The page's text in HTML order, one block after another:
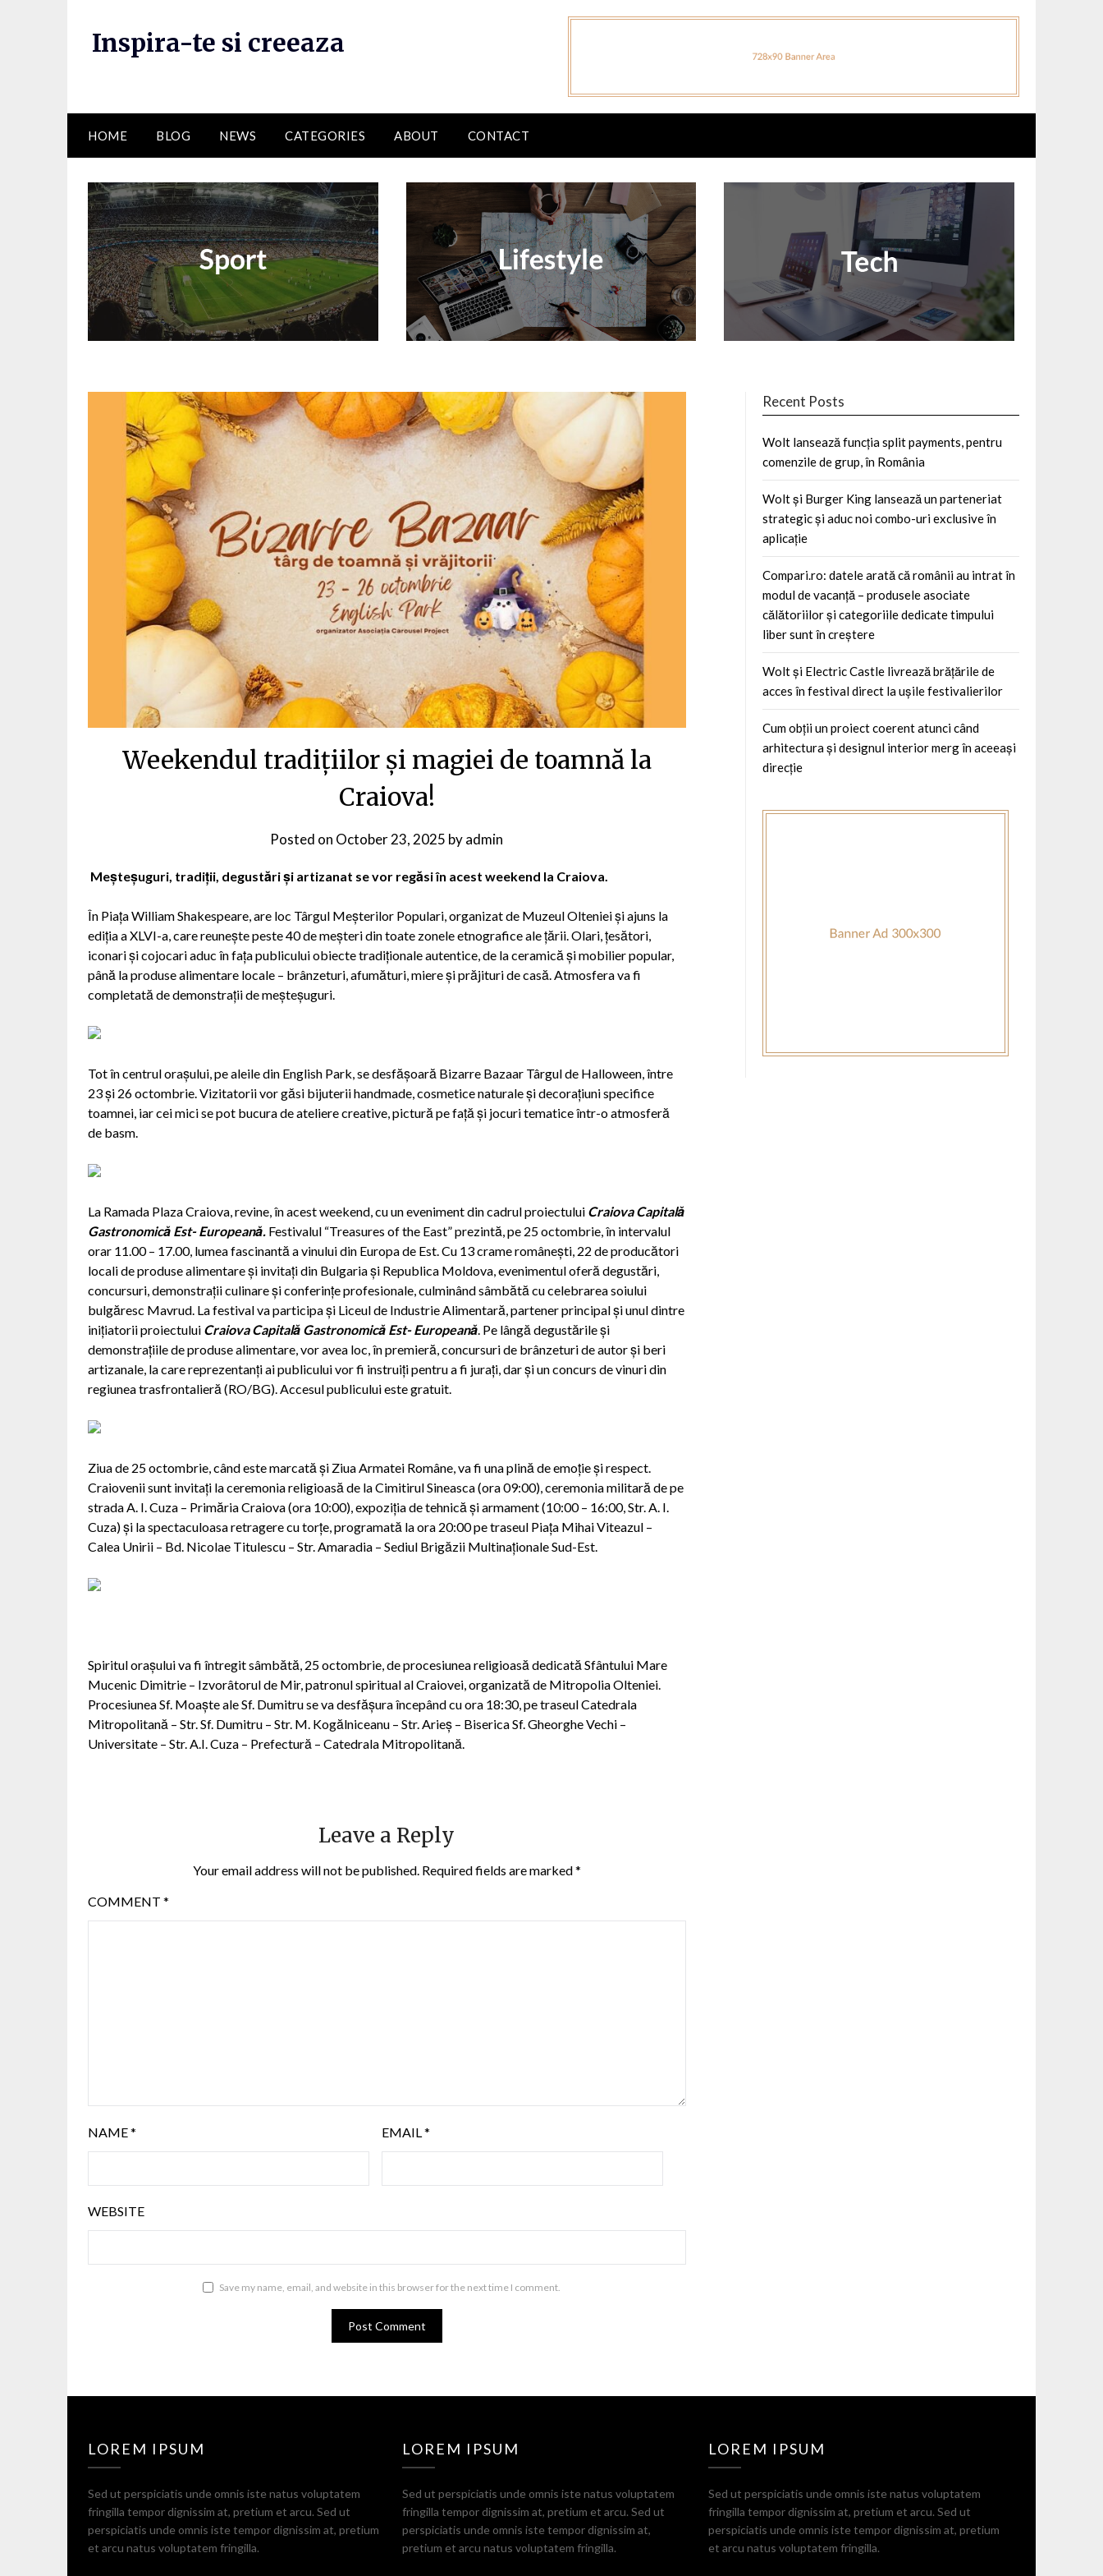
Inspira-te si creeaza
HOME BLOG NEWS CATEGORIES ABOUT CONTACT
Weekendul tradițiilor și magiei de toamnă la
Craiova!
Posted on October 23, 2025 byadmin
Meșteșuguri, tradiții, degustări și artizanat se vor regăsi în acest weekend la Craiova.
În Piața William Shakespeare, are loc Târgul Meșterilor Populari, organizat de Muzeul Olteniei și ajuns la
ediția a XLVI-a, care reunește peste 40 de meșteri din toate zonele etnografice ale țării. Olari, țesători,
iconari și cojocari aduc în fața publicului obiecte tradiționale autentice, de la ceramică și mobilier popular,
până la produse alimentare locale – brânzeturi, afumături, miere și prăjituri de casă. Atmosfera va fi
completată de demonstrații de meșteșuguri.
Tot în centrul orașului, pe aleile din English Park, se desfășoară Bizarre Bazaar Târgul de Halloween, între
23 și 26 octombrie. Vizitatorii vor găsi bijuterii handmade, cosmetice naturale și decorațiuni specifice
toamnei, iar cei mici se pot bucura de ateliere creative, pictură pe față și jocuri tematice într-o atmosferă
de basm.
La Ramada Plaza Craiova, revine, în acest weekend, cu un eveniment din cadrul proiectului Craiova Capitală
Gastronomică Est- Europeană. Festivalul “Treasures of the East” prezintă, pe 25 octombrie, în intervalul
orar 11.00 – 17.00, lumea fascinantă a vinului din Europa de Est. Cu 13 crame românești, 22 de producători
locali de produse alimentare și invitați din Bulgaria și Republica Moldova, evenimentul oferă degustări,
concursuri, demonstrații culinare și conferințe profesionale, culminând sâmbătă cu celebrarea soiului
bulgăresc Mavrud. La festival va participa și Liceul de Industrie Alimentară, partener principal și unul dintre
inițiatorii proiectului Craiova Capitală Gastronomică Est- Europeană. Pe lângă degustările și
demonstrațiile de produse alimentare, vor avea loc, în premieră, concursuri de brânzeturi de autor și beri
artizanale, la care reprezentanți ai publicului vor fi instruiți pentru a fi jurați, dar și un concurs de vinuri din
regiunea trasfrontalieră (RO/BG). Accesul publicului este gratuit.
Ziua de 25 octombrie, când este marcată și Ziua Armatei Române, va fi una plină de emoție și respect.
Craiovenii sunt invitați la ceremonia religioasă de la Cimitirul Sineasca (ora 09:00), ceremonia militară de pe
strada A. I. Cuza – Primăria Craiova (ora 10:00), expoziția de tehnică și armament (10:00 – 16:00, Str. A. I.
Cuza) și la spectaculoasa retragere cu torțe, programată la ora 20:00 pe traseul Piața Mihai Viteazul –
Calea Unirii – Bd. Nicolae Titulescu – Str. Amaradia – Sediul Brigăzii Multinaționale Sud-Est.
Spiritul orașului va fi întregit sâmbătă, 25 octombrie, de procesiunea religioasă dedicată Sfântului Mare
Mucenic Dimitrie – Izvorâtorul de Mir, patronul spiritual al Craiovei, organizată de Mitropolia Olteniei.
Procesiunea Sf. Moaște ale Sf. Dumitru se va desfășura începând cu ora 18:30, pe traseul Catedrala
Mitropolitană – Str. Sf. Dumitru – Str. M. Kogălniceanu – Str. Arieș – Biserica Sf. Gheorghe Vechi –
Universitate – Str. A.I. Cuza – Prefectură – Catedrala Mitropolitană.
Leave a Reply
Your email address will not be published. Required fields are marked*
COMMENT *
NAME* EMAIL*
WEBSITE
Save my name, email, and website in this browser for the next time I comment.
Recent Posts
Wolt lansează funcția split payments, pentru
comenzile de grup, în România
Wolt și Burger King lansează un parteneriat
strategic și aduc noi combo-uri exclusive în
aplicație
Compari.ro: datele arată că românii au intrat în
modul de vacanță – produsele asociate
călătoriilor și categoriile dedicate timpului
liber sunt în creștere
Wolt și Electric Castle livrează brățările de
acces în festival direct la ușile festivalierilor
Cum obții un proiect coerent atunci când
arhitectura și designul interior merg în aceeași
direcție
LOREM IPSUM
Sed ut perspiciatis unde omnis iste natus voluptatem
fringilla tempor dignissim at, pretium et arcu. Sed ut
perspiciatis unde omnis iste tempor dignissim at, pretium
et arcu natus voluptatem fringilla.
LOREM IPSUM
Sed ut perspiciatis unde omnis iste natus voluptatem
fringilla tempor dignissim at, pretium et arcu. Sed ut
perspiciatis unde omnis iste tempor dignissim at,
pretium et arcu natus voluptatem fringilla.
LOREM IPSUM
Sed ut perspiciatis unde omnis iste natus voluptatem
fringilla tempor dignissim at, pretium et arcu. Sed ut
perspiciatis unde omnis iste tempor dignissim at, pretium
et arcu natus voluptatem fringilla.